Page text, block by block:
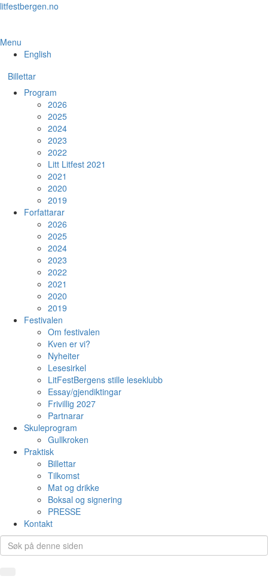
Skip
content
litfestbergen.no
Menu
English
Billettar
Program
2026
2025
2024
2023
2022
Litt Litfest 2021
2021
2020
2019
Forfattarar
2026
2025
2024
2023
2022
2021
2020
2019
Festivalen
Om festivalen
Kven er vi?
Nyheiter
Lesesirkel
LitFestBergens stille leseklubb
Essay/gjendiktingar
Frivillig 2027
Partnarar
Skuleprogram
Gullkroken
Praktisk
Billettar
Tilkomst
Mat og drikke
Boksal og signering
PRESSE
Kontakt